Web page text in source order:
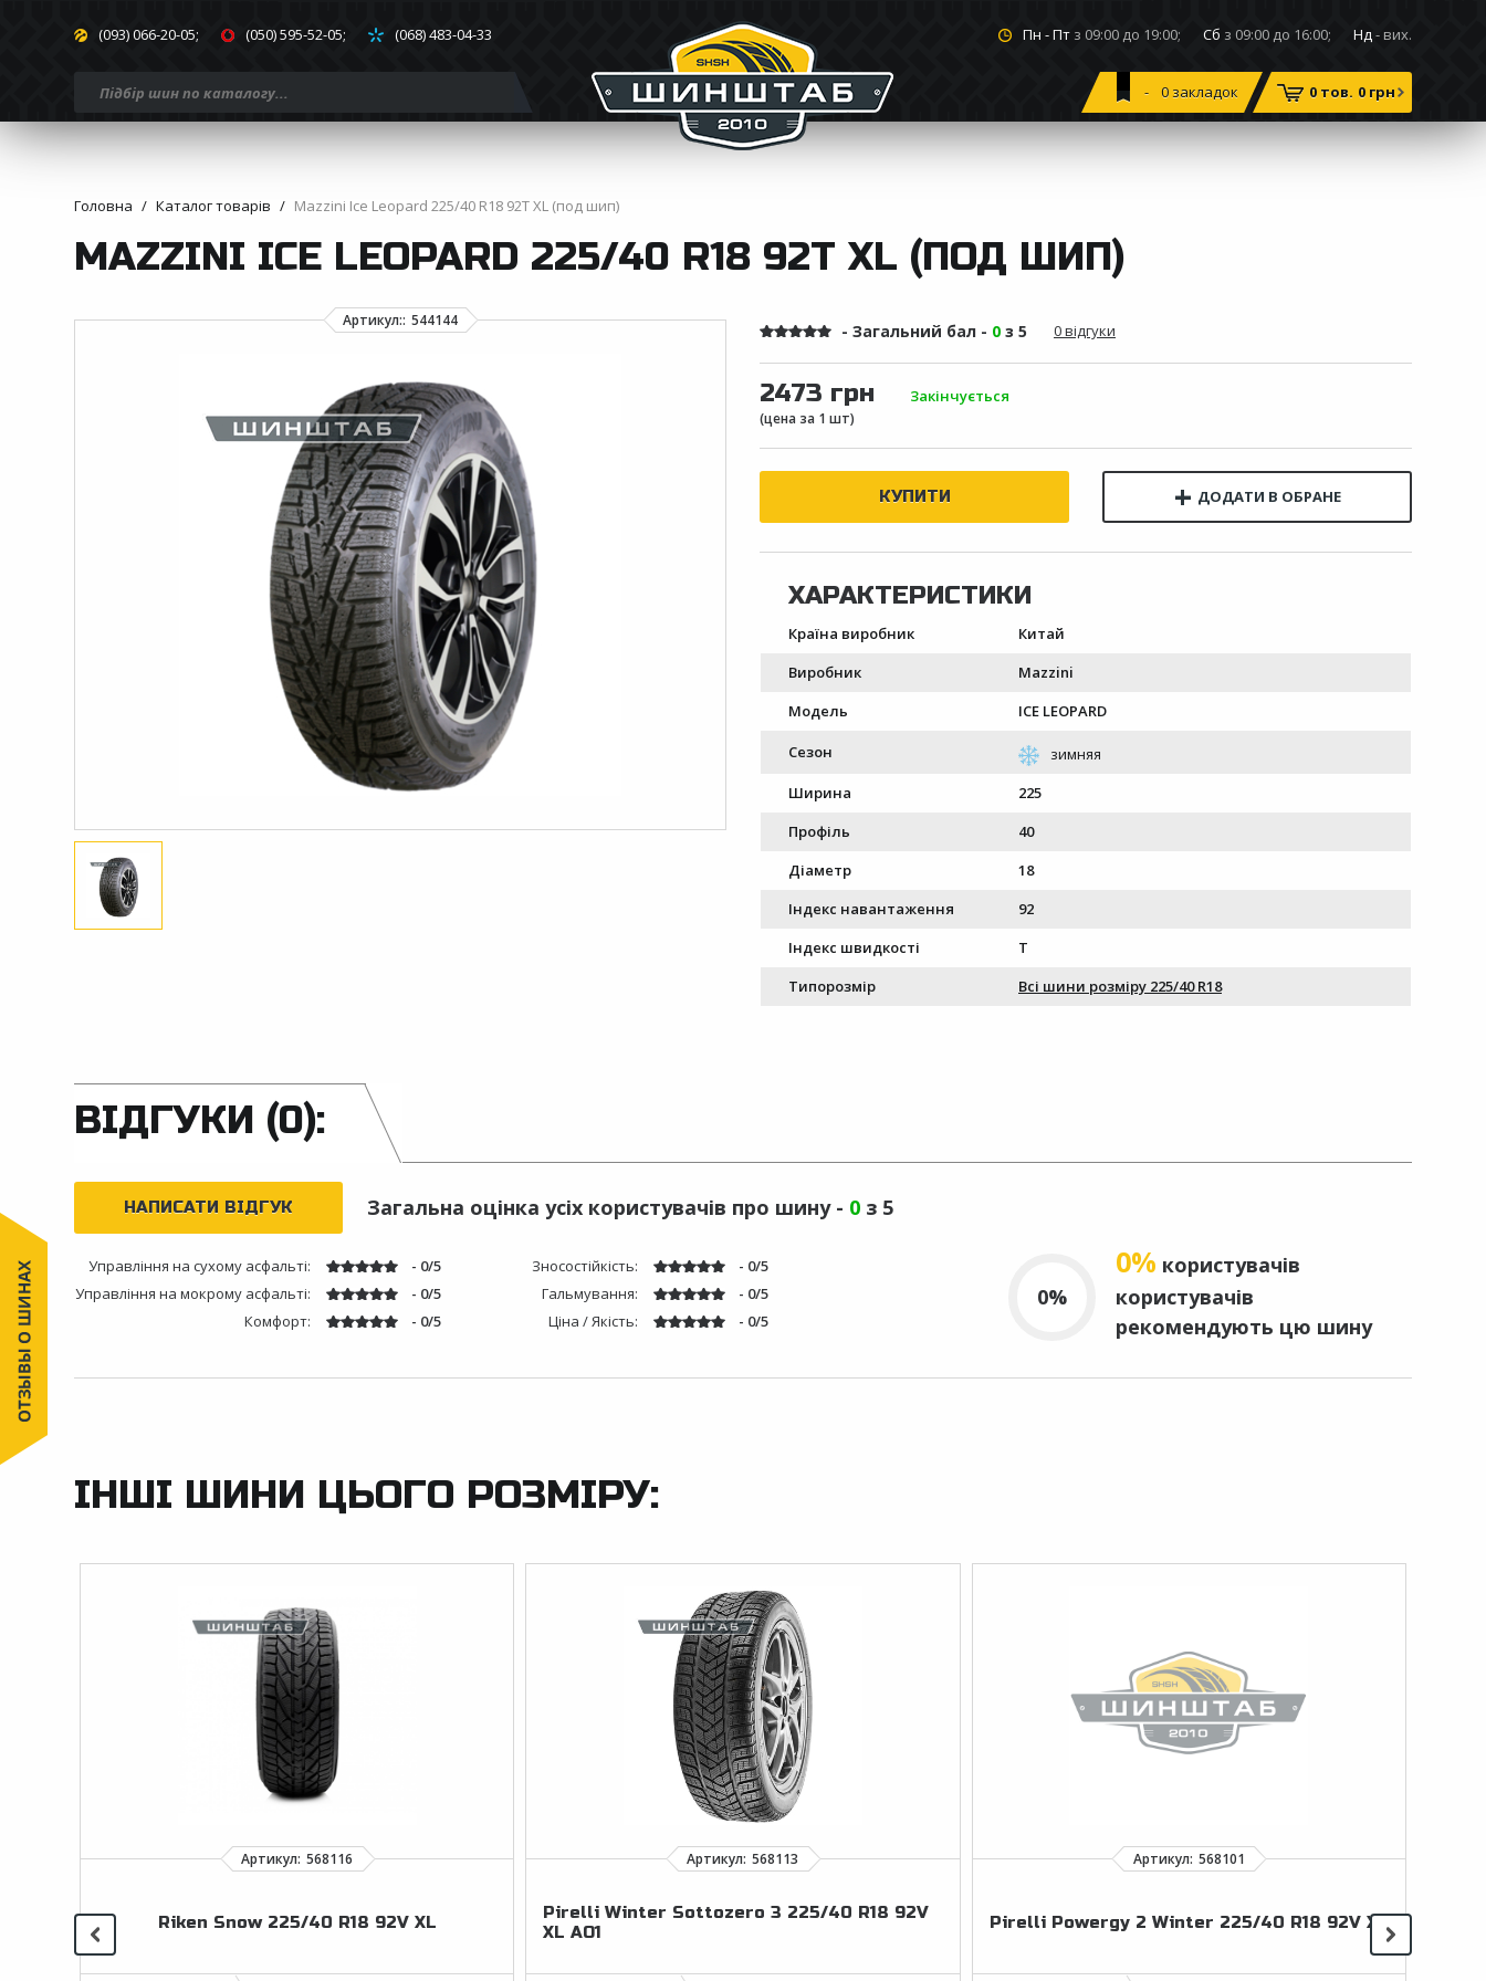
(093) 066-20-05; (050) 595-52-05; (068) 483-04-33 Пн - Пт з 09:00 до 19:00; Сб з 09:00 до 16:00; Нд- вих.
0закладок 0 тов. 0 грн
Головна Каталог товарів Mazzini Ice Leopard 225/40 R18 92T XL (под шип)
MAZZINI ICE LEOPARD 225/40 R18 92T XL (ПОД ШИП)
- Загальний бал - 0 з 5 0 відгуки
2473 грн Закінчується
Країна виробник
Китай
Виробник
Mazzini
Модель
ICE LEOPARD
Сезон
Ширина
225
Профіль
40
Діаметр
18
Індекс навантаження
92
Індекс швидкості
T
Типорозмір
Всі шини розміру 225/40 R18
ВІДГУКИ (0):
НАПИСАТИ ВІДГУК Загальна оцінка усіх користувачів про шину - 0 з 5
Управління на сухому асфальті:
- 0/5
Управління на мокрому асфальті:
- 0/5
Комфорт:
- 0/5
Зносостійкість:
- 0/5
Гальмування:
- 0/5
Ціна / Якість:
- 0/5
0%
0% користувачів
користувачів
рекомендують цю шину
ІНШІ ШИНИ ЦЬОГО РОЗМІРУ:
Riken Snow 225/40 R18 92V XL
Pirelli Winter Sottozero 3 225/40 R18 92V
XL AO1
Pirelli Powergy 2 Winter 225/40 R18 92V XL